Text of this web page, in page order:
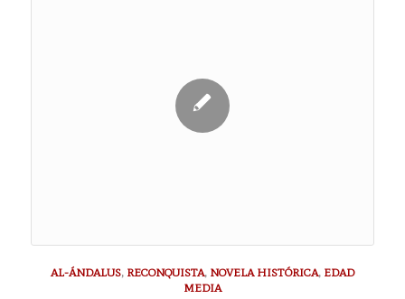
AL-ÁNDALUS, RECONQUISTA, NOVELA HISTÓRICA, EDAD
MEDIA